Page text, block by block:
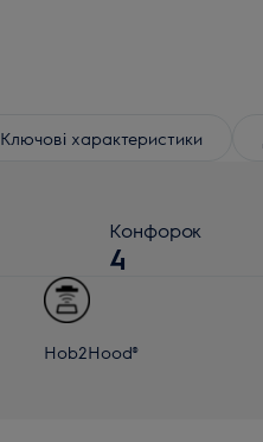
Ключові характеристики
Конфорок
4
Hob2Hood®